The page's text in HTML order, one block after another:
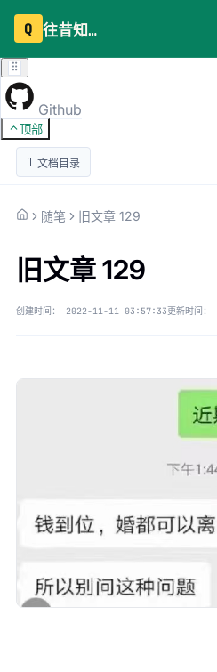
Q 往昔知识库
Github
顶部
文档目录
随笔 旧文章 129
旧文章 129
创建时间： 2022-11-11 03:57:33更新时间：